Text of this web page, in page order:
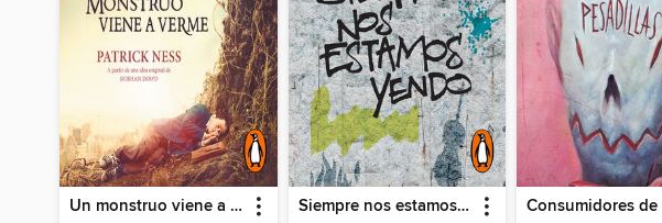
Un monstruo viene a verme Siempre nos estamos yendo